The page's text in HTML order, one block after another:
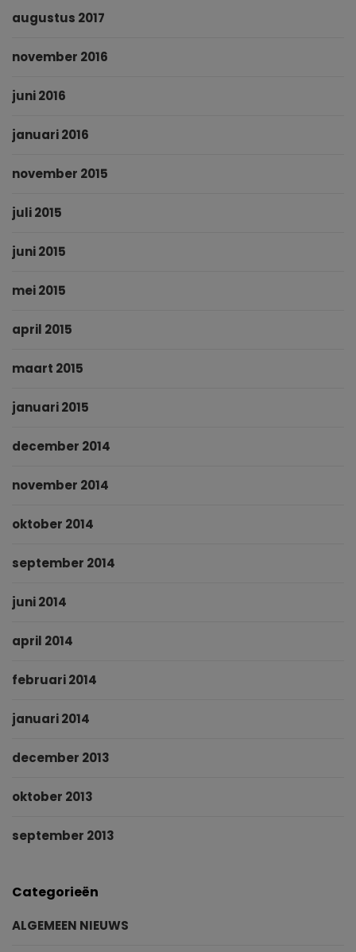
augustus 2017
november 2016
juni 2016
januari 2016
november 2015
juli 2015
juni 2015
mei 2015
april 2015
maart 2015
januari 2015
december 2014
november 2014
oktober 2014
september 2014
juni 2014
april 2014
februari 2014
januari 2014
december 2013
oktober 2013
september 2013
Categorieën
ALGEMEEN NIEUWS